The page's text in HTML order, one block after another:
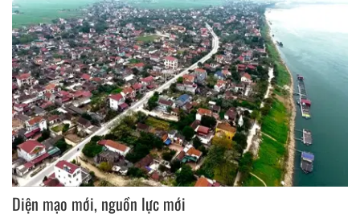
Diện mạo mới, nguồn lực mới